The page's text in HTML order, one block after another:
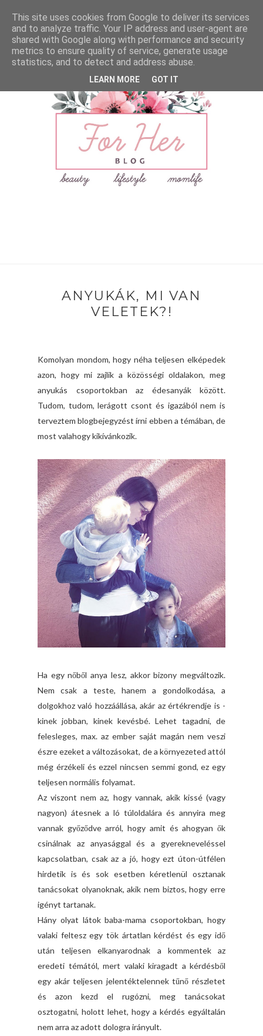
ANYUKÁK, MI VAN
VELETEK?!
Komolyan mondom, hogy néha teljesen elképedek
azon, hogy mi zajlik a közösségi oldalakon, meg
anyukás csoportokban az édesanyák között.
Tudom, tudom, lerágott csont és igazából nem is
terveztem blogbejegyzést írni ebben a témában, de
most valahogy kikívánkozik.
Ha egy nőből anya lesz, akkor bizony megváltozik.
Nem csak a teste, hanem a gondolkodása, a
dolgokhoz való hozzáállása, akár az értékrendje is -
kinek jobban, kinek kevésbé. Lehet tagadni, de
felesleges, max. az ember saját magán nem veszi
észre ezeket a változásokat, de a környezeted attól
még érzékeli és ezzel nincsen semmi gond, ez egy
teljesen normális folyamat.
Az viszont nem az, hogy vannak, akik kissé (vagy
nagyon) átesnek a ló túloldalára és annyira meg
vannak győződve arról, hogy amit és ahogyan ők
csinálnak az anyasággal és a gyerekneveléssel
kapcsolatban, csak az a jó, hogy ezt úton-útfélen
hirdetik is és sok esetben kéretlenül osztanak
tanácsokat olyanoknak, akik nem biztos, hogy erre
igényt tartanak.
Hány olyat látok baba-mama csoportokban, hogy
valaki feltesz egy tök ártatlan kérdést és egy idő
után teljesen elkanyarodnak a kommentek az
eredeti témától, mert valaki kiragadt a kérdésből
egy akár teljesen jelentéktelennek tűnő részletet
és azon kezd el rugózni, meg tanácsokat
osztogatni, holott lehet, hogy a kérdés egyáltalán
nem arra az adott dologra irányult.
This site uses cookies from Google to deliver its services
and to analyze traffic. Your IP address and user-agent are
shared with Google along with performance and security
metrics to ensure quality of service, generate usage
statistics, and to detect and address abuse.
LEARN MORE GOT IT